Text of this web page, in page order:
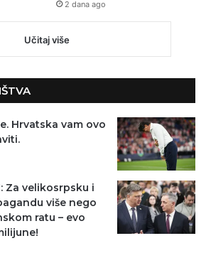
2 dana ago
Učitaj više
Hrvatska vam ovo
Za velikosrpsku i
više nego
ratu – evo